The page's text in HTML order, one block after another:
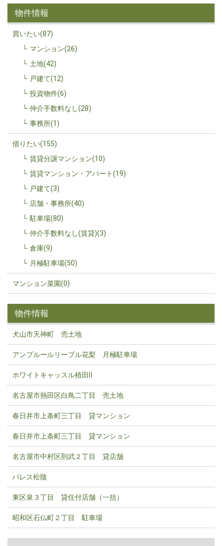
物件情報
買いたい(87)
マンション(26)
土地(42)
戸建て(12)
投資物件(6)
仲介手数料なし(28)
事務所(1)
借りたい(155)
賃貸分譲マンション(10)
賃貸マンション・アパート(19)
戸建て(3)
店舗・事務所(40)
駐車場(80)
仲介手数料なし(賃貸)(3)
倉庫(9)
月極駐車場(50)
マンション菜園(0)
物件情報
犬山市天神町 売土地
アンプルールリーブル花梨 月極駐車場
ホワイトキャッスル植田Ⅱ
名古屋市熱田区白鳥二丁目 売土地
春日井市上条町三丁目 貸マンション
春日井市上条町三丁目 貸マンション
名古屋市中村区則武２丁目 貸店舗
パレス松陰
東区泉３丁目 貸住付店舗（一括）
昭和区石仏町２丁目 駐車場